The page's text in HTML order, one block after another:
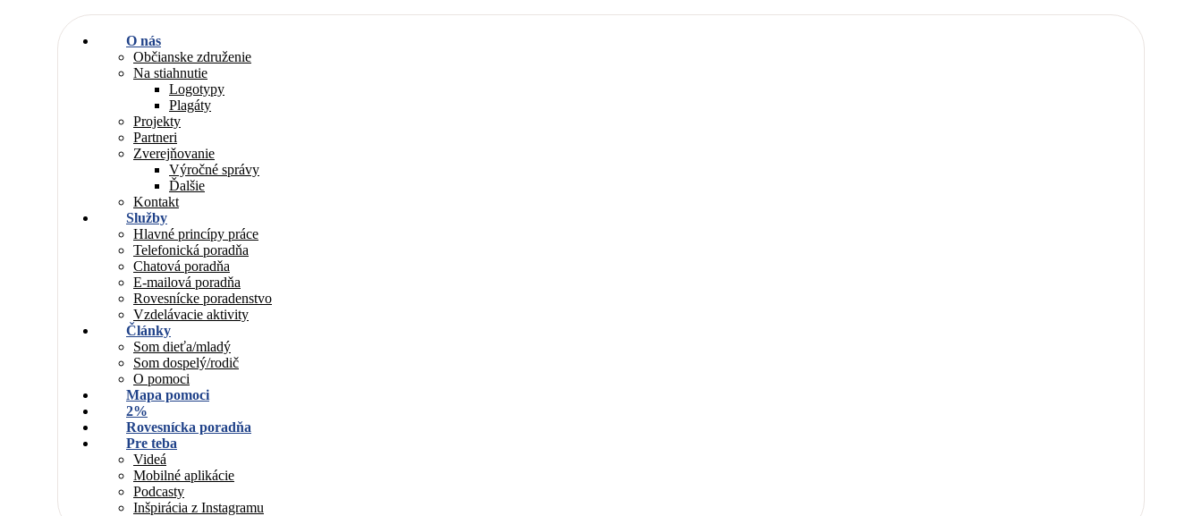
O nás
Občianske združenie
Na stiahnutie
Logotypy
Plagáty
Projekty
Partneri
Zverejňovanie
Výročné správy
Ďalšie
Kontakt
Služby
Hlavné princípy práce
Telefonická poradňa
Chatová poradňa
E-mailová poradňa
Rovesnícke poradenstvo
Vzdelávacie aktivity
Články
Som dieťa/mladý
Som dospelý/rodič
O pomoci
Mapa pomoci
2%
Rovesnícka poradňa
Pre teba
Videá
Mobilné aplikácie
Podcasty
Inšpirácia z Instagramu